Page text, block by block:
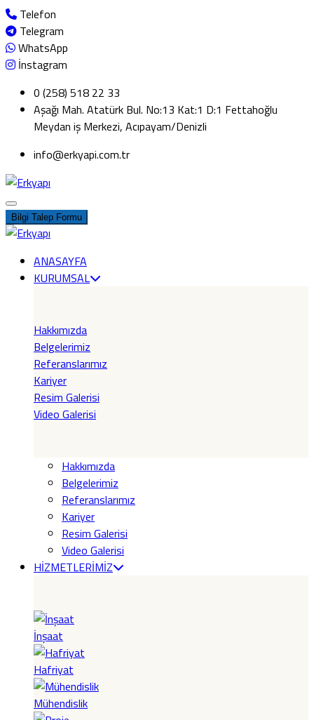
Telefon
Telegram
WhatsApp
İnstagram
0 (258) 518 22 33
Aşağı Mah. Atatürk Bul. No:13 Kat:1 D:1 Fettahoğlu
Meydan iş Merkezi, Acıpayam/Denizli
info@erkyapi.com.tr
Bilgi Talep Formu
ANASAYFA
KURUMSAL
Hakkımızda
Belgelerimiz
Referanslarımız
Kariyer
Resim Galerisi
Video Galerisi
Hakkımızda
Belgelerimiz
Referanslarımız
Kariyer
Resim Galerisi
Video Galerisi
HİZMETLERİMİZ
İnşaat
Hafriyat
Mühendislik